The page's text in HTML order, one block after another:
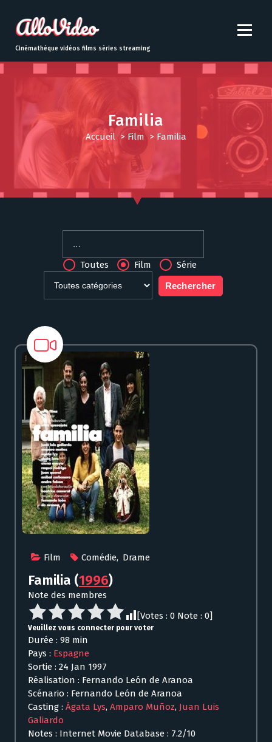
t
o
Cinémathèque vidéos films séries streaming
Familia
Accueil > Film> Familia
Toutes Film Série
Film Comédie, Drame
Familia (1996)
Note des membres
[Votes : 0 Note : 0]
Veuillez vous connecter pour voter
Durée : 98 min
Pays : Espagne
Sortie : 24 Jan 1997
Réalisation : Fernando León de Aranoa
Scénario : Fernando León de Aranoa
Casting : Ágata Lys, Amparo Muñoz, Juan Luis
Galiardo
Notes : Internet Movie Database : 7.2/10